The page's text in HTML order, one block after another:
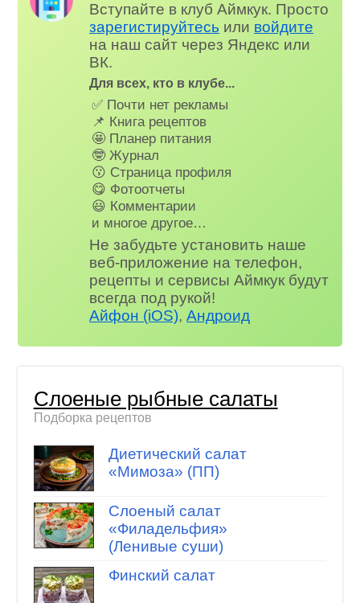
Вступайте в клуб Аймкук. Просто
зарегистируйтесь или войдите
на наш сайт через Яндекс или
ВК.
Для всех, кто в клубе...
✅ Почти нет рекламы
📌 Книга рецептов
🤩 Планер питания
🤓 Журнал
😗 Страница профиля
😋 Фотоотчеты
😃 Комментарии
и многое другое…
Не забудьте установить наше
веб-приложение на телефон,
рецепты и сервисы Аймкук будут
всегда под рукой!
Айфон (iOS),Андроид
Слоеные рыбные салаты
Подборка рецептов
Диетический салат
«Мимоза» (ПП)
Слоеный салат
«Филадельфия»
(Ленивые суши)
Финский салат